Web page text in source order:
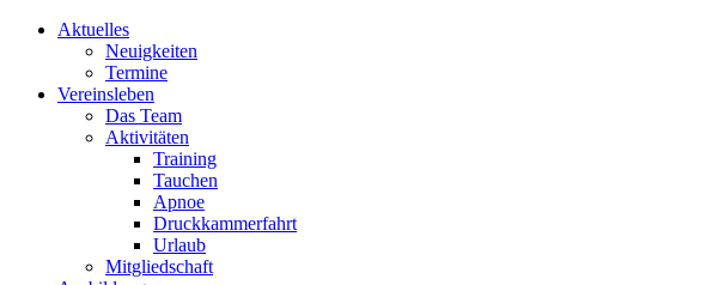
Aktuelles
Neuigkeiten
Termine
Vereinsleben
Das Team
Aktivitäten
Training
Tauchen
Apnoe
Druckkammerfahrt
Urlaub
Mitgliedschaft